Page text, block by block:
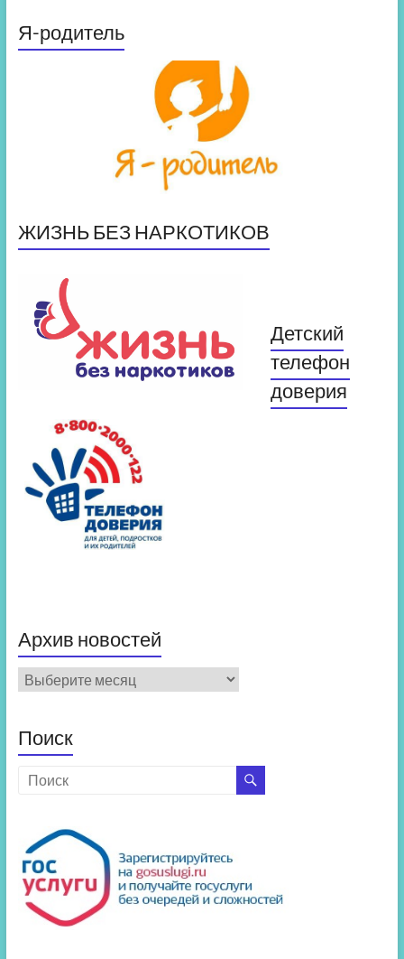
Я-родитель
ЖИЗНЬ БЕЗ НАРКОТИКОВ
Детский
телефон
доверия
Архив новостей
Архив
новостей
Поиск